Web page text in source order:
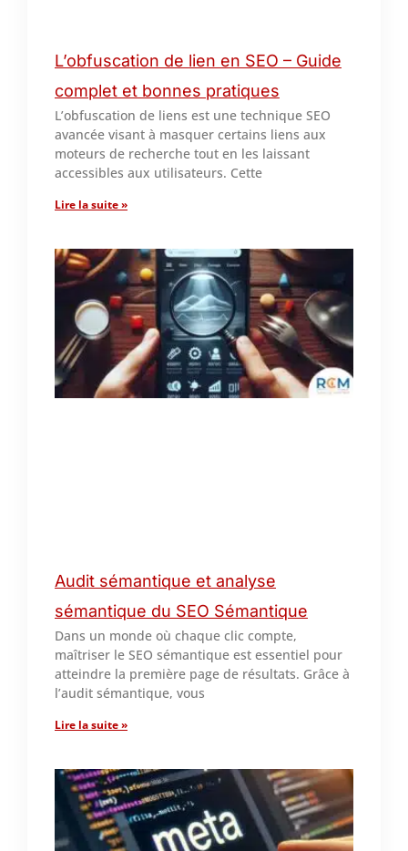
L’obfuscation de lien en SEO – Guide
complet et bonnes pratiques
L’obfuscation de liens est une technique SEO
avancée visant à masquer certains liens aux
moteurs de recherche tout en les laissant
accessibles aux utilisateurs. Cette
Lire la suite »
Audit sémantique et analyse
sémantique du SEO Sémantique
Dans un monde où chaque clic compte,
maîtriser le SEO sémantique est essentiel pour
atteindre la première page de résultats. Grâce à
l’audit sémantique, vous
Lire la suite »